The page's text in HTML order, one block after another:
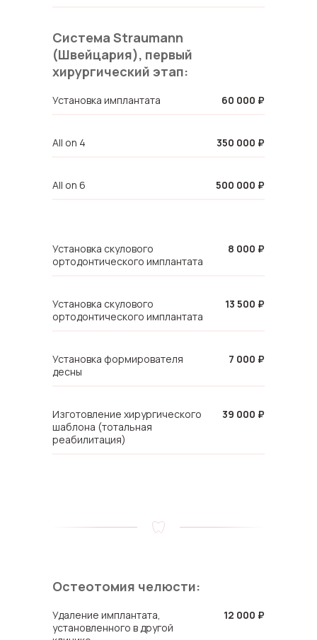
Система Straumann
(Швейцария), первый
хирургический этап:
Установка имплантата 60 000 ₽
All on 4 350 000 ₽
All on 6 500 000 ₽
Установка скулового
ортодонтического имплантата
8 000 ₽
Установка скулового
ортодонтического имплантата
13 500 ₽
Установка формирователя
десны
7 000 ₽
Изготовление хирургического
шаблона (тотальная
реабилитация)
39 000 ₽
Остеотомия челюсти:
Удаление имплантата,
установленного в другой
12 000 ₽